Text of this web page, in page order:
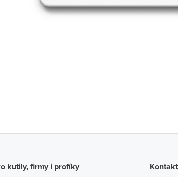
kutily, firmy i profíky Kontakt